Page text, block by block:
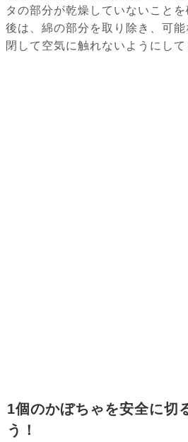
タの部分が乾燥していないこと
後は、綿の部分を取り除き、可
閉して空気に触れないようにして
1個のかぼちゃを安全に切
う！